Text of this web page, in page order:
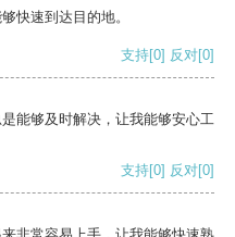
快速到达目的地。
支持[0] 反对[0]
能够及时解决，让我能够安心工
支持[0] 反对[0]